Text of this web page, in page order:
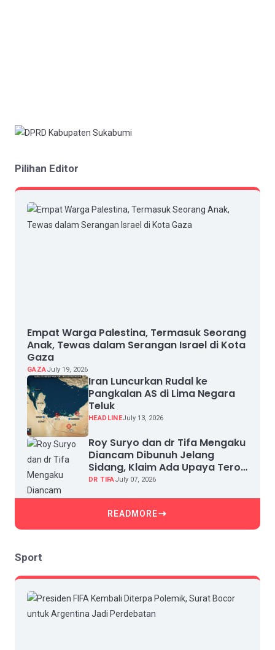
Pilihan Editor
Empat Warga Palestina, Termasuk Seorang
Anak, Tewas dalam Serangan Israel di Kota
Gaza
GAZAJuly 19, 2026
Iran Luncurkan Rudal ke
Pangkalan AS di Lima Negara
Teluk
HEADLINEJuly 13, 2026
Roy Suryo dan dr Tifa Mengaku
Diancam Dibunuh Jelang
Sidang, Klaim Ada Upaya Teror
dan Intimidasi
DR TIFAJuly 07, 2026
READMORE
Sport